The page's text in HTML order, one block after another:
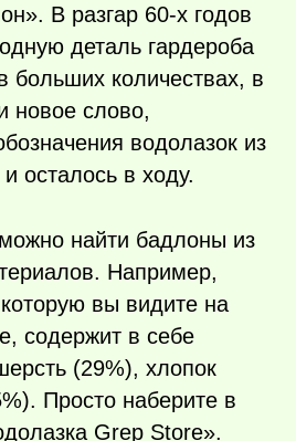
В разгар 60-х годов
деталь гардероба
больших количествах, в
новое слово,
водолазок из
осталось в ходу.
найти бадлоны из
Например,
вы видите на
содержит в себе
(29%), хлопок
Просто наберите в
Grep Store».